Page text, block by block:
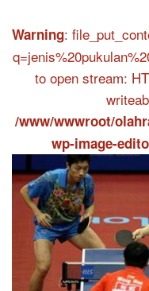
Warning:
to open stream:
/www/wwwroot/
wp-image-